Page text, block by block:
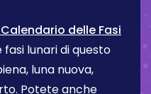
delle Fasi
lunari di questo
luna nuova,
Potete anche